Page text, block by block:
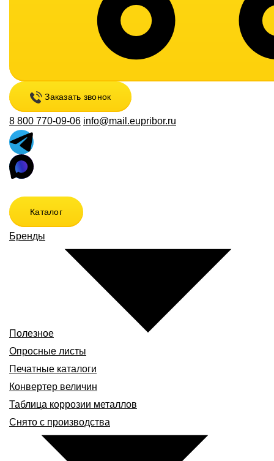
Заказать звонок
8 800 770-09-06 info@mail.eupribor.ru
Каталог
Бренды
Полезное
Опросные листы
Печатные каталоги
Конвертер величин
Таблица коррозии металлов
Снято с производства